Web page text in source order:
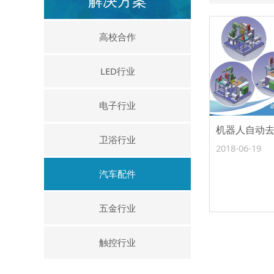
高校合作
LED行业
电子行业
卫浴行业
汽车配件
五金行业
触控行业
机器人自动
2018-06-19